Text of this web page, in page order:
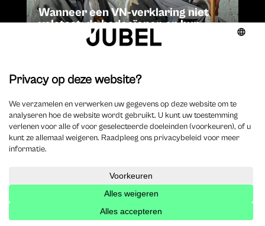
Wanneer een VN-verklaring niet
volstaat: de bedoeïenen en hun
landrechten
Blijf op de hoogte
Schrijf je in voor de nieuwsbrief
Inschrijven